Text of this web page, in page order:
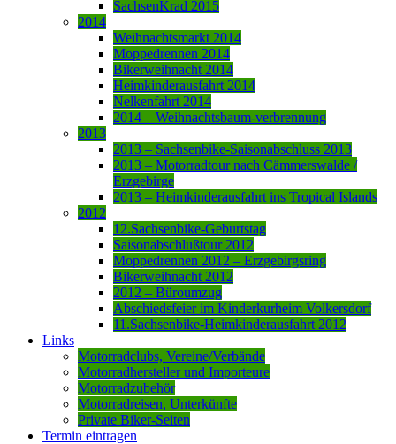
SachsenKrad 2015
2014
Weihnachtsmarkt 2014
Moppedrennen 2014
Bikerweihnacht 2014
Heimkinderausfahrt 2014
Nelkenfahrt 2014
2014 – Weihnachtsbaum-verbrennung
2013
2013 – Sachsenbike-Saisonabschluss 2013
2013 – Motorradtour nach Cämmerswalde /
Erzgebirge
2013 – Heimkinderausfahrt ins Tropical Islands
2012
12.Sachsenbike-Geburtstag
Saisonabschlußtour 2012
Moppedrennen 2012 – Erzgebirgsring
Bikerweihnacht 2012
2012 – Büroumzug
Abschiedsfeier im Kinderkurheim Volkersdorf
11.Sachsenbike-Heimkinderausfahrt 2012
Links
Motorradclubs, Vereine/Verbände
Motorradhersteller und Importeure
Motorradzubehör
Motorradreisen, Unterkünfte
Private Biker-Seiten
Termin eintragen